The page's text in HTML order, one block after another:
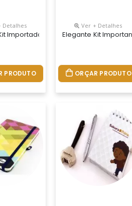
Detalhes
Importado. Acompanha Caderneta
PRODUTO
Ver + Detalhes
Elegante Kit
ORÇAR PRODUTO